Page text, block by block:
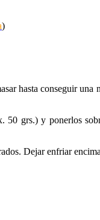
)
hasta conseguir una
grs.) y ponerlos
Dejar enfriar